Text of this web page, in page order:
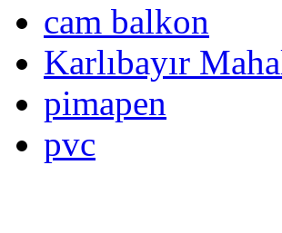
cam balkon
Karlıbayır
pimapen
pvc